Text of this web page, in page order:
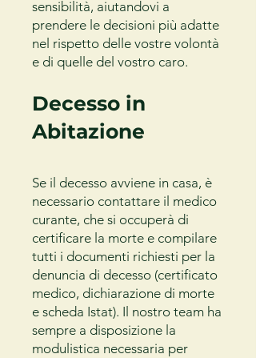
sensibilità, aiutandovi a
prendere le decisioni più adatte
nel rispetto delle vostre volontà
e di quelle del vostro caro.
Decesso in
Abitazione
Se il decesso avviene in casa, è
necessario contattare il medico
curante, che si occuperà di
certificare la morte e compilare
tutti i documenti richiesti per la
denuncia di decesso (certificato
medico, dichiarazione di morte
e scheda Istat). Il nostro team ha
sempre a disposizione la
modulistica necessaria per